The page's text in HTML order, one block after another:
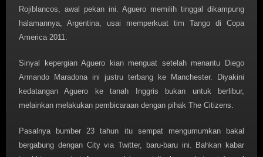
Rojiblancos, awal pekan ini. Aguero memilih tinggal dikampung
halamannya, Argentina, usai memperkuat tim Tango di Copa
America 2011.
Sinyal kepergian Aguero kian menguat setelah menantu Diego
Armando Maradona ini justru terbang ke Manchester. Diyakini
kedatangan Aguero ke tanah Inggris bukan untuk berlibur,
melainkan melakukan pembicaraan dengan pihak The Citizens.
Pasalnya bumber 23 tahun itu sempat mengumumkan bakal
bergabung dengan City via Twitter, baru-baru ini. Bahkan kabar